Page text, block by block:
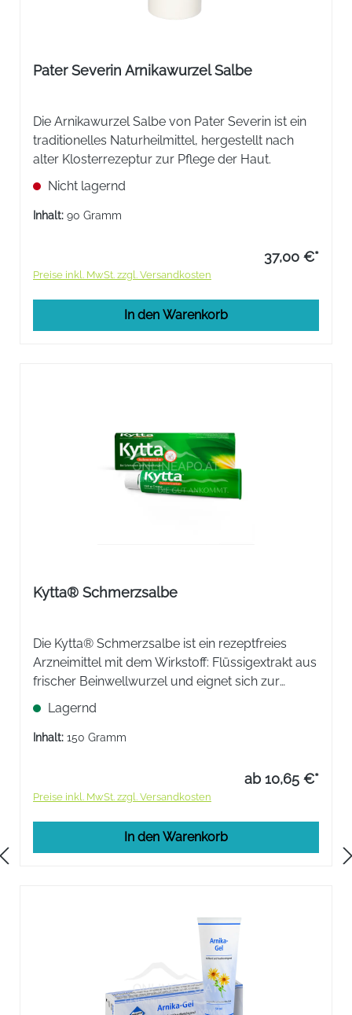
Pater Severin Arnikawurzel Salbe
Die Arnikawurzel Salbe von Pater Severin ist ein
traditionelles Naturheilmittel, hergestellt nach
alter Klosterrezeptur zur Pflege der Haut.
Nicht lagernd
Inhalt: 90 Gramm
37,00 €*
Preise inkl. MwSt. zzgl. Versandkosten
In den Warenkorb
Kytta® Schmerzsalbe
Die Kytta® Schmerzsalbe ist ein rezeptfreies
Arzneimittel mit dem Wirkstoff: Flüssigextrakt aus
frischer Beinwellwurzel und eignet sich zur
Behandlung von Schmerzen und Entzündungen
im Bereich der Muskeln und Gelenke.
Lagernd
Inhalt: 150 Gramm
ab 10,65 €*
Preise inkl. MwSt. zzgl. Versandkosten
In den Warenkorb